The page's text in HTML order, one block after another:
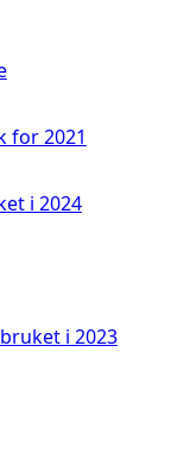
for 2021
i 2024
i 2023